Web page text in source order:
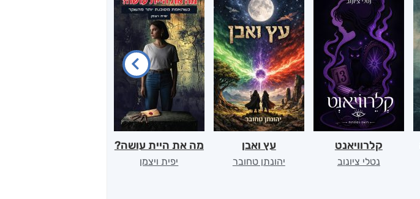
קלרוויאנט
נטלי ציונוב
עץ ואבן
יהונתן טחובר
מה את היית עושה?
יפית ויצמן